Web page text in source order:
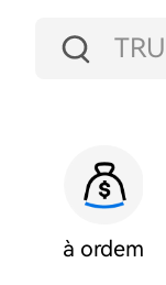
BTC
à ordem